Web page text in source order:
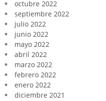
octubre 2022
septiembre 2022
julio 2022
junio 2022
mayo 2022
abril 2022
marzo 2022
febrero 2022
enero 2022
diciembre 2021